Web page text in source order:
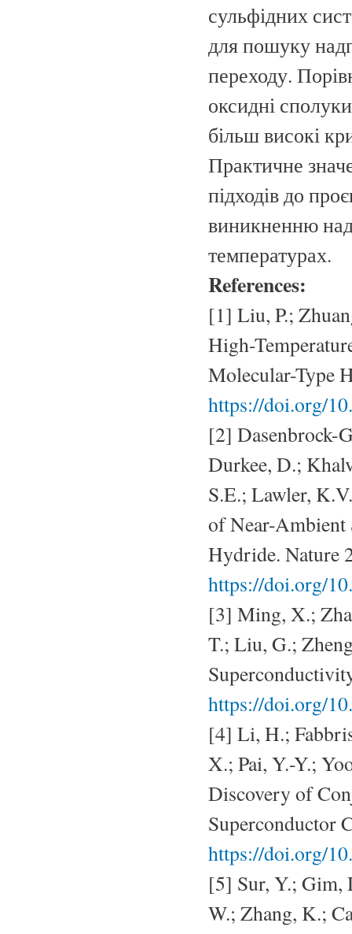
сульфідних
для пошуку
переходу.
оксидні
більш високі
Практичне
підходів до
виникненню
температурах.
References:
[1] Liu, P.;
High-
Molecular-Type
https://doi.org/
[2] Dasenbrock-
Durkee, D.;
S.E.; Lawler,
of Near-
Hydride. Nature
https://doi.org/
[3] Ming, X.;
T.; Liu, G.;
https://doi.org/
[4] Li, H.;
X.; Pai, Y.-Y.;
Discovery of
Superconductor
https://doi.org/
[5] Sur, Y.; Gim,
W.; Zhang, K.;